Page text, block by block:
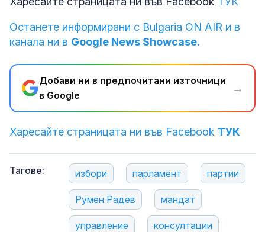
Останете информирани с Bulgaria ON AIR и в
канала ни в Google News Showcase.
Добави ни в предпочитани източници
в Google
→
Харесайте страницата ни във Facebook ТУК
Тагове: избори парламент партии
Румен Радев мандат
управление консултации